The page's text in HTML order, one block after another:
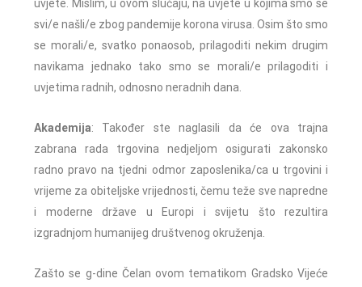
uvjete. Mislim, u ovom slučaju, na uvjete u kojima smo se
svi/e našli/e zbog pandemije korona virusa. Osim što smo
se morali/e, svatko ponaosob, prilagoditi nekim drugim
navikama jednako tako smo se morali/e prilagoditi i
uvjetima radnih, odnosno neradnih dana.
Akademija: Također ste naglasili da će ova trajna
zabrana rada trgovina nedjeljom osigurati zakonsko
radno pravo na tjedni odmor zaposlenika/ca u trgovini i
vrijeme za obiteljske vrijednosti, čemu teže sve napredne
i moderne države u Europi i svijetu što rezultira
izgradnjom humanijeg društvenog okruženja.
Zašto se g-dine Čelan ovom tematikom Gradsko Vijeće